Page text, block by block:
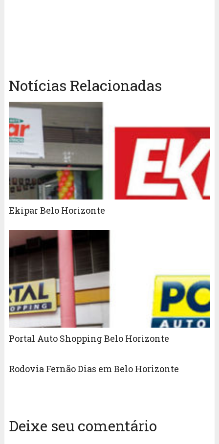
Notícias Relacionadas
Ekipar Belo Horizonte
Portal Auto Shopping Belo Horizonte
Rodovia Fernão Dias em Belo Horizonte
Deixe seu comentário